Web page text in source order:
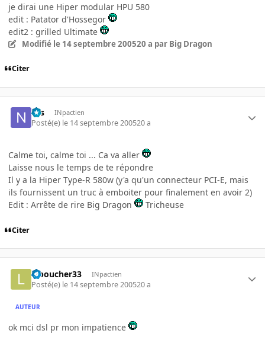
je dirai une Hiper modular HPU 580
edit : Patator d'Hossegor
edit2 : grilled Ultimate
Modifié le 14 septembre 200520 a par Big Dragon
Citer
Nis INpactien
Posté(e) le 14 septembre 200520 a
Calme toi, calme toi ... Ca va aller
Laisse nous le temps de te répondre
Il y a la Hiper Type-R 580w (y'a qu'un connecteur PCI-E, mais
ils fournissent un truc à emboiter pour finalement en avoir 2)
Edit : Arrête de rire Big Dragon
Tricheuse
Citer
leboucher33 INpactien
Posté(e) le 14 septembre 200520 a
AUTEUR
ok mci dsl pr mon impatience